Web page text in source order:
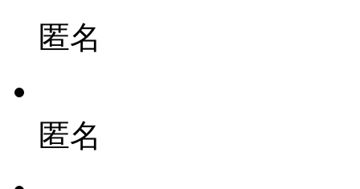
匿名
匿名